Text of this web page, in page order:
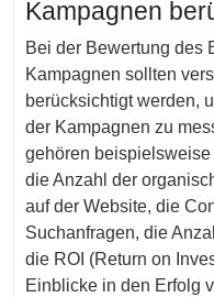
Kampagnen
Bei der Bewertung des
Kampagnen sollten
berücksichtigt werden,
der Kampagnen zu
gehören
die Anzahl der
auf der Website, die
Suchanfragen, die
die ROI (Return on
Einblicke in den Erfolg